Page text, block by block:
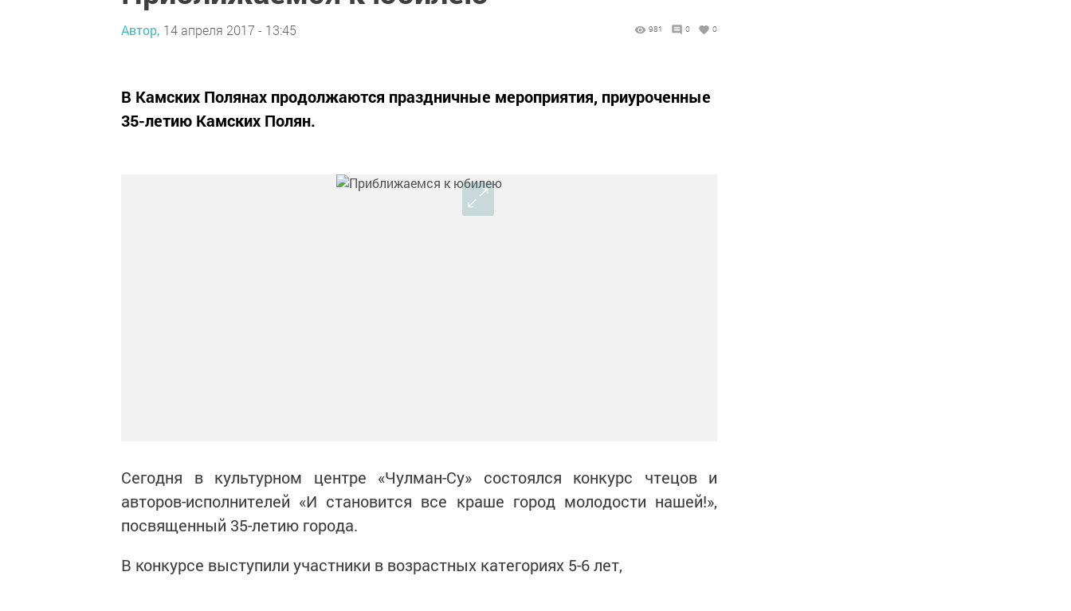
Автор, 14 апреля 2017 - 13:45 981 0 0
В Камских Полянах продолжаются праздничные мероприятия, приуроченные
35-летию Камских Полян.
Сегодня в культурном центре «Чулман-Су» состоялся конкурс чтецов и
авторов-исполнителей «И становится все краше город молодости нашей!»,
посвященный 35-летию города.
В конкурсе выступили участники в возрастных категориях 5-6 лет,